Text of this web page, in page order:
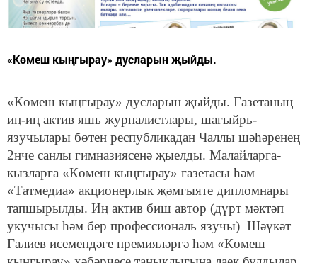
«Көмеш кыңгырау» дусларын җыйды.
«Көмеш кыңгырау» дусларын җыйды. Газетаның
иң-иң актив яшь журналистлары, шагыйрь-
язучылары бөтен республикадан Чаллы шәһәренең
2нче санлы гимназиясенә җыелды. Малайларга-
кызларга «Көмеш кыңгырау» газетасы һәм
«Татмедиа» акционерлык җәмгыяте дипломнары
тапшырылды. Иң актив биш автор (дүрт мәктәп
укучысы һәм бер профессиональ язучы) Шәүкәт
Галиев исемендәге премияләргә һәм «Көмеш